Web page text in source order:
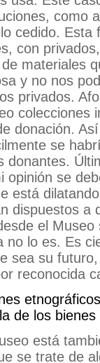
como
cedido. Esta
con
materiales
y no nos
privados.
colecciones
donación.
se
donantes.
opinión se
está
dispuestos a
el Museo
no lo es. Es
sea su
reconocida
de los
está
se trate de